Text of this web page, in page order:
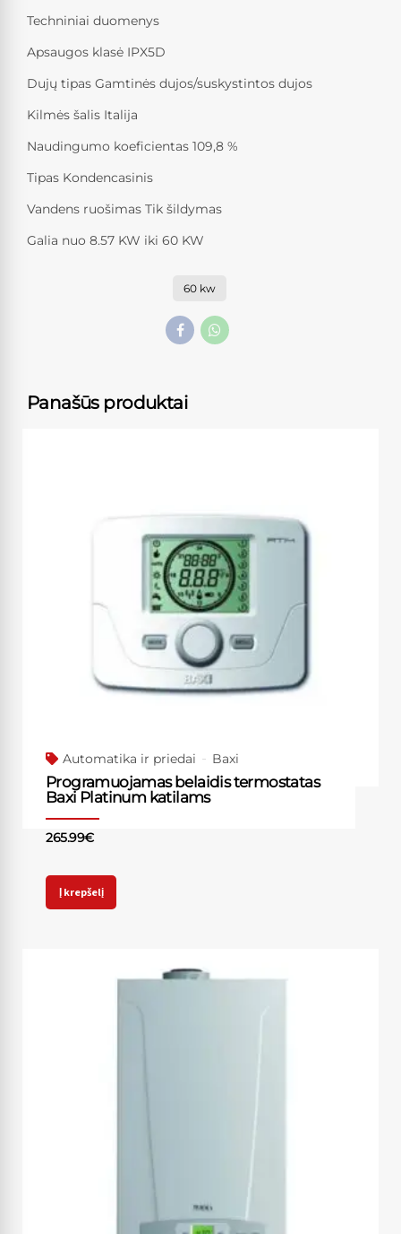
Techniniai duomenys
Apsaugos klasė IPX5D
Dujų tipas Gamtinės dujos/suskystintos dujos
Kilmės šalis Italija
Naudingumo koeficientas 109,8 %
Tipas Kondencasinis
Vandens ruošimas Tik šildymas
Galia nuo 8.57 KW iki 60 KW
60 kw
Panašūs produktai
Automatika ir priedai Baxi
Programuojamas belaidis termostatas
Baxi Platinum katilams
265.99€
Į krepšelį